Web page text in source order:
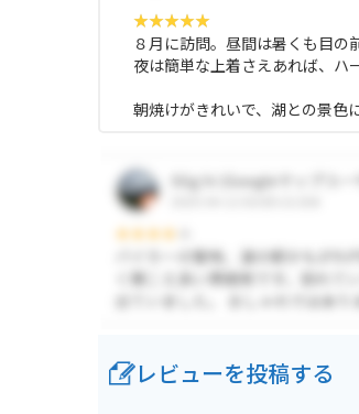
８月に訪問。昼間は暑くも目の
夜は簡単な上着さえあれば、ハ
朝焼けがきれいで、湖との景色
レビューを投稿する